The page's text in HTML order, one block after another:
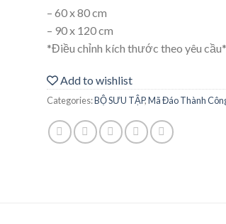
– 60 x 80 cm
– 90 x 120 cm
*Điều chỉnh kích thước theo yêu cầu*
Add to wishlist
Categories:BỘ SƯU TẬP,Mã Đáo Thành